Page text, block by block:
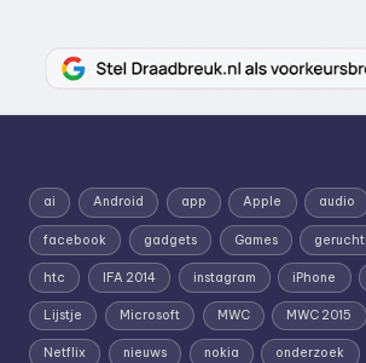
ai Android app Apple audio
facebook gadgets Games gerucht
htc IFA 2014 instagram iPhone
Lijstje Microsoft MWC MWC 2015
Netflix nieuws nokia onderzoek